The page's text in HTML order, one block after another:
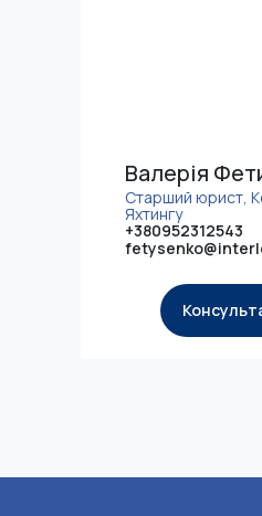
Валерія
Старший юрист,
Яхтингу
+380952312543